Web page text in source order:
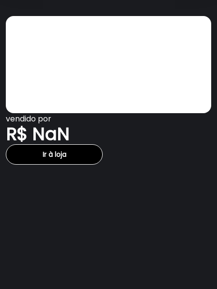
vendido por
R$ NaN
Ir à loja